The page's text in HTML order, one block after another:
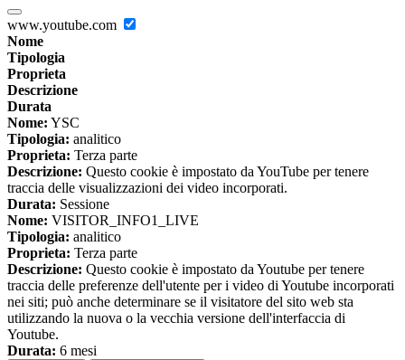
www.youtube.com
Nome
Tipologia
Proprieta
Descrizione
Durata
Nome: YSC
Tipologia: analitico
Proprieta: Terza parte
Descrizione: Questo cookie è impostato da YouTube per tenere
traccia delle visualizzazioni dei video incorporati.
Durata: Sessione
Nome: VISITOR_INFO1_LIVE
Tipologia: analitico
Proprieta: Terza parte
Descrizione: Questo cookie è impostato da Youtube per tenere
traccia delle preferenze dell'utente per i video di Youtube incorporati
nei siti; può anche determinare se il visitatore del sito web sta
utilizzando la nuova o la vecchia versione dell'interfaccia di
Youtube.
Durata: 6 mesi